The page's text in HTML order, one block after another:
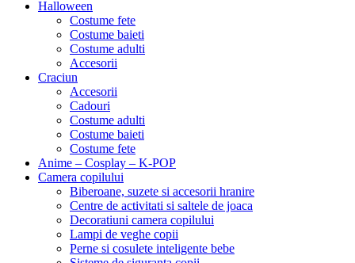
Halloween
Costume fete
Costume baieti
Costume adulti
Accesorii
Craciun
Accesorii
Cadouri
Costume adulti
Costume baieti
Costume fete
Anime – Cosplay – K‑POP
Camera copilului
Biberoane, suzete si accesorii hranire
Centre de activitati si saltele de joaca
Decoratiuni camera copilului
Lampi de veghe copii
Perne si cosulete inteligente bebe